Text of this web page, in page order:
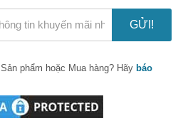
GỬI!
Sản phẩm hoặc Mua hàng? Hãy báo